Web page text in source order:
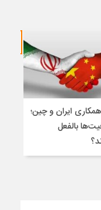
ایران و چین؛
بالفعل